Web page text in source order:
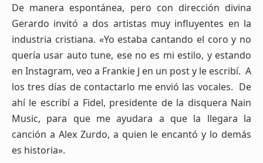
De manera espontánea, pero con dirección divina
Gerardo invitó a dos artistas muy influyentes en la
industria cristiana. «Yo estaba cantando el coro y no
quería usar auto tune, ese no es mi estilo, y estando
en Instagram, veo a Frankie J en un post y le escribí. A
los tres días de contactarlo me envió las vocales. De
ahí le escribí a Fidel, presidente de la disquera Nain
Music, para que me ayudara a que la llegara la
canción a Alex Zurdo, a quien le encantó y lo demás
es historia».